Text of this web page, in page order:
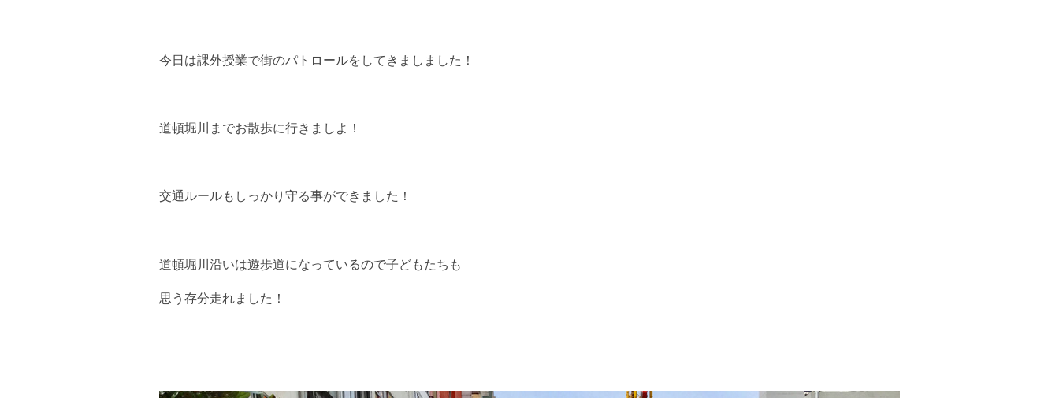
今日は課外授業で街のパトロールをしてきましました！
道頓堀川までお散歩に行きましよ！
交通ルールもしっかり守る事ができました！
道頓堀川沿いは遊歩道になっているので子どもたちも
思う存分走れました！